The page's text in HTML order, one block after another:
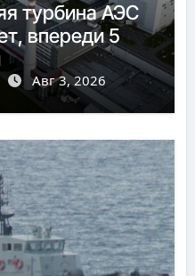
турбина АЭС
впереди 5
Авг 3, 2026